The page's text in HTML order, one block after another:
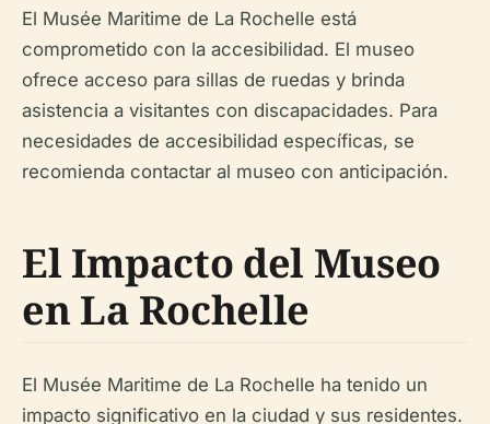
El Musée Maritime de La Rochelle está
comprometido con la accesibilidad. El museo
ofrece acceso para sillas de ruedas y brinda
asistencia a visitantes con discapacidades. Para
necesidades de accesibilidad específicas, se
recomienda contactar al museo con anticipación.
El Impacto del Museo
en La Rochelle
El Musée Maritime de La Rochelle ha tenido un
impacto significativo en la ciudad y sus residentes.